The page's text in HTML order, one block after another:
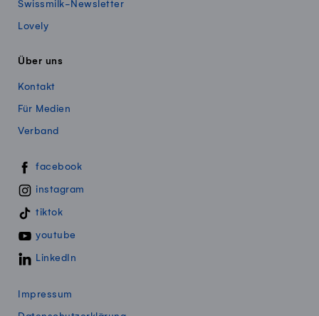
Swissmilk-Newsletter
Lovely
Über uns
Kontakt
Für Medien
Verband
Swissmillk auf Social Media
facebook
instagram
tiktok
youtube
LinkedIn
Impressum